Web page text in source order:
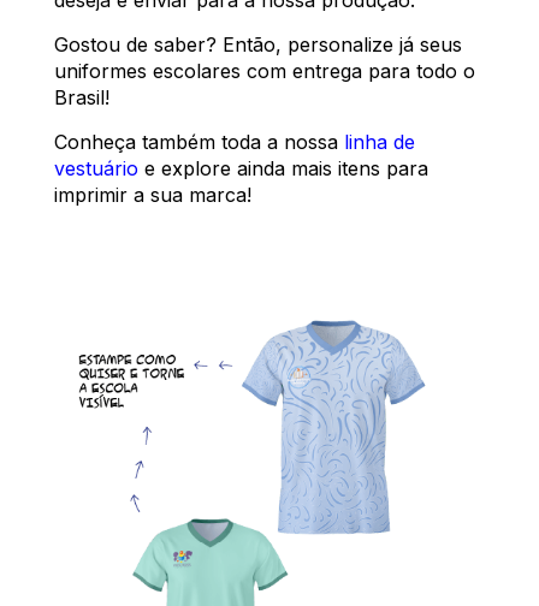
Gostou de saber? Então, personalize já seus
uniformes escolares com entrega para todo o
Brasil!
Conheça também toda a nossa linha de
vestuário e explore ainda mais itens para
imprimir a sua marca!